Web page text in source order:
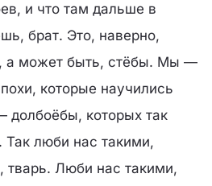
и что там дальше в
брат. Это, наверно,
а может быть, стёбы. Мы —
которые научились
которых так
люби нас такими,
тварь. Люби нас такими,